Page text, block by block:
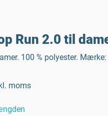
Run 2.0 til
100 % polyester. Mærke:
moms